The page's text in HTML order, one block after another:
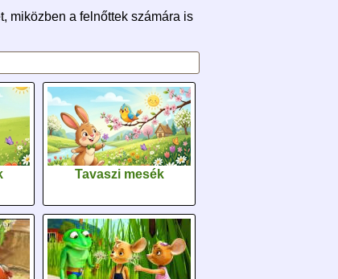
miközben a felnőttek számára is
Tavaszi mesék